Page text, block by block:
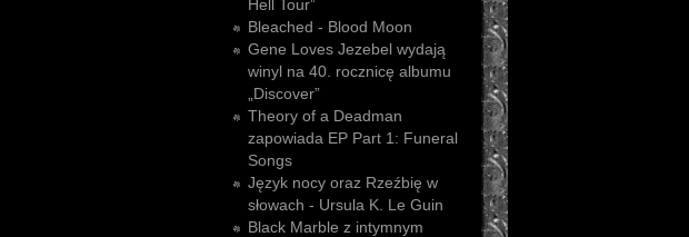
Hell Tour”
Bleached - Blood Moon
Gene Loves Jezebel wydają
winyl na 40. rocznicę albumu
„Discover”
Theory of a Deadman
zapowiada EP Part 1: Funeral
Songs
Język nocy oraz Rzeźbię w
słowach - Ursula K. Le Guin
Black Marble z intymnym